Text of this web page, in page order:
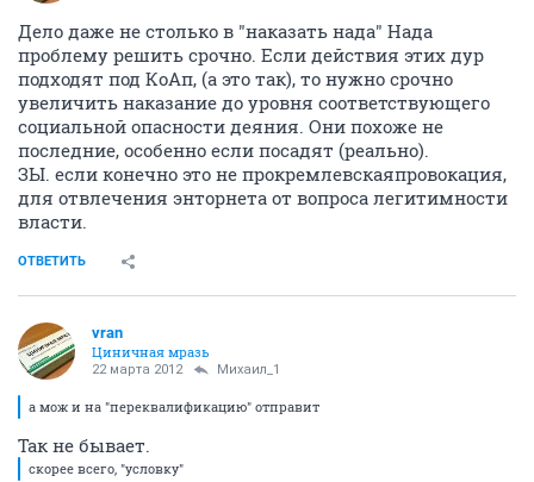
Дело даже не столько в "наказать нада" Нада
проблему решить срочно. Если действия этих дур
подходят под КоАп, (а это так), то нужно срочно
увеличить наказание до уровня соответствующего
социальной опасности деяния. Они похоже не
последние, особенно если посадят (реально).
ЗЫ. если конечно это не прокремлевскаяпровокация,
для отвлечения энторнета от вопроса легитимности
власти.
ОТВЕТИТЬ
vran
Циничная мразь
22 марта 2012 Михаил_1
а мож и на "переквалификацию" отправит
Так не бывает.
скорее всего, "условку"